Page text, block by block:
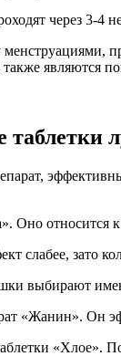
через 3-4
являются
Оно
слабее, зато
выбирают
«Жанин». Он
«Хлое».